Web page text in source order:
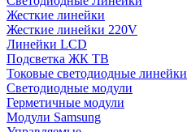
Жесткие линейки
Жесткие линейки 220V
Линейки LCD
Подсветка ЖК ТВ
Токовые светодиодные линейки
Светодиодные модули
Герметичные модули
Модули Samsung